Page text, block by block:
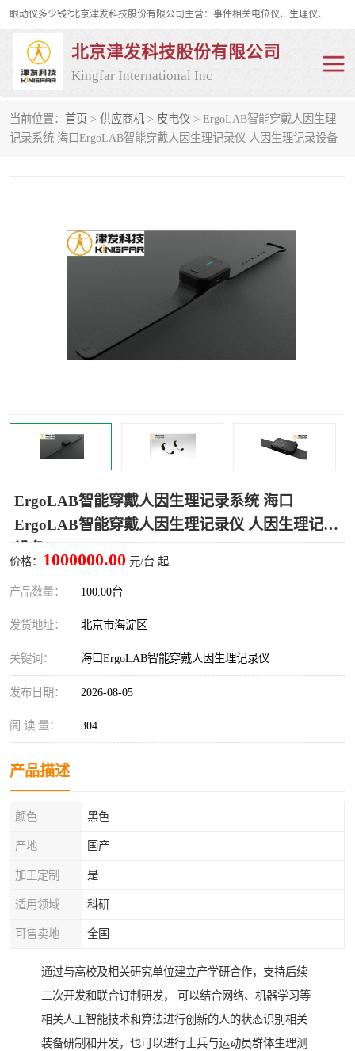
眼动仪多少钱?北京津发科技股份有限公司主营：事件相关电位仪、生理仪、肌电仪、脑电仪、皮电仪、眼动仪；是国家级高新技术企业、科技部认定的科技型中小企业和中关村高新技术企业，具备保密资格，具备自主进出口经营权；自主研发技术、产品与服务荣获多项省部级科学技术奖励、国家发明专利、国家软件著作权和省部级新技术新产品（服务）认证。
北京津发科技股份有限公司
Kingfar International Inc
当前位置： 首页 > 供应商机 > 皮电仪 > ErgoLAB智能穿戴人因生理
记录系统 海口ErgoLAB智能穿戴人因生理记录仪 人因生理记录设备
ErgoLAB智能穿戴人因生理记录系统 海口
ErgoLAB智能穿戴人因生理记录仪 人因生理记录
价格： 1000000.00 元/台 起
产品数量： 100.00台
发货地址： 北京市海淀区
关键词： 海口ErgoLAB智能穿戴人因生理记录仪
发布日期： 2026-08-05
阅 读 量： 304
产品描述
颜色 黑色
产地 国产
加工定制 是
适用领域 科研
可售卖地 全国
通过与高校及相关研究单位建立产学研合作，支持后续
二次开发和联合订制研发， 可以结合网络、机器学习等
相关人工智能技术和算法进行创新的人的状态识别相关
装备研制和开发，也可以进行士兵与运动员群体生理测
皮电仪 脑电仪
行为观察与表情分析 动作捕捉与生物力学
人机交互实验室
神经营销与消费行为实验